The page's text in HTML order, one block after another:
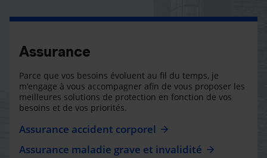
Assurance
Parce que vos besoins évoluent au fil du temps, je
m’engage à vous accompagner afin de vous proposer les
meilleures solutions de protection en fonction de vos
besoins et de vos priorités.
Assurance accident corporel
Assurance maladie grave et invalidité